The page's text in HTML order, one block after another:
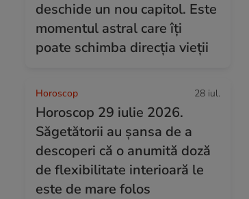
deschide un nou capitol. Este
momentul astral care îți
poate schimba direcția vieții
Horoscop 28 iul.
Horoscop 29 iulie 2026.
Săgetătorii au șansa de a
descoperi că o anumită doză
de flexibilitate interioară le
este de mare folos